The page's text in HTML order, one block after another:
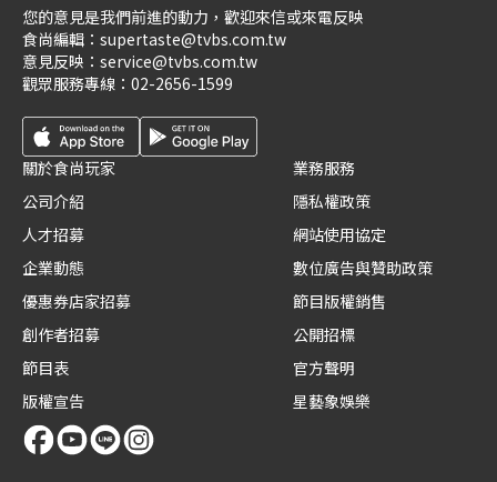
您的意見是我們前進的動力，歡迎來信或來電反映
食尚編輯： supertaste@tvbs.com.tw
意見反映： service@tvbs.com.tw
觀眾服務專線： 02-2656-1599
關於食尚玩家
公司介紹
人才招募
企業動態
優惠券店家招募
創作者招募
節目表
版權宣告
業務服務
隱私權政策
網站使用協定
數位廣告與贊助政策
節目版權銷售
公開招標
官方聲明
星藝象娛樂